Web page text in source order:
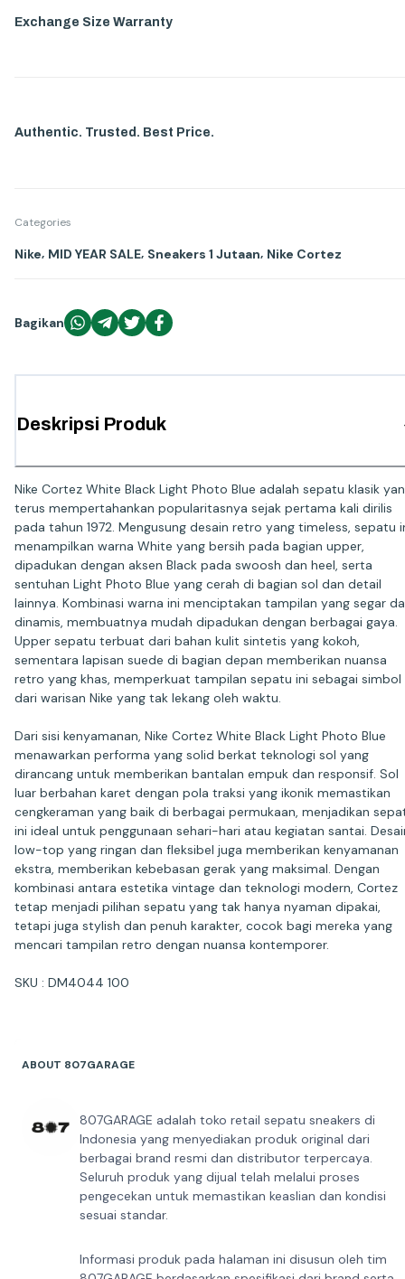
Exchange Size Warranty
Authentic. Trusted. Best Price.
Categories
Nike MID YEAR SALE Sneakers 1 Jutaan Nike Cortez
Bagikan
Deskripsi Produk
Nike Cortez White Black Light Photo Blue adalah sepatu klasik
terus mempertahankan popularitasnya sejak pertama kali dirilis
pada tahun 1972. Mengusung desain retro yang timeless, sepatu
menampilkan warna White yang bersih pada bagian upper,
dipadukan dengan aksen Black pada swoosh dan heel, serta
sentuhan Light Photo Blue yang cerah di bagian sol dan detail
lainnya. Kombinasi warna ini menciptakan tampilan yang segar
dinamis, membuatnya mudah dipadukan dengan berbagai gaya.
Upper sepatu terbuat dari bahan kulit sintetis yang kokoh,
sementara lapisan suede di bagian depan memberikan nuansa
retro yang khas, memperkuat tampilan sepatu ini sebagai simbol
dari warisan Nike yang tak lekang oleh waktu.
Dari sisi kenyamanan, Nike Cortez White Black Light Photo Blue
menawarkan performa yang solid berkat teknologi sol yang
dirancang untuk memberikan bantalan empuk dan responsif. Sol
luar berbahan karet dengan pola traksi yang ikonik memastikan
cengkeraman yang baik di berbagai permukaan, menjadikan
ini ideal untuk penggunaan sehari-hari atau kegiatan santai.
low-top yang ringan dan fleksibel juga memberikan kenyamanan
ekstra, memberikan kebebasan gerak yang maksimal. Dengan
kombinasi antara estetika vintage dan teknologi modern, Cortez
tetap menjadi pilihan sepatu yang tak hanya nyaman dipakai,
tetapi juga stylish dan penuh karakter, cocok bagi mereka yang
mencari tampilan retro dengan nuansa kontemporer.
SKU : DM4044 100
ABOUT 807GARAGE
807GARAGE adalah toko retail sepatu sneakers di
Indonesia yang menyediakan produk original dari
berbagai brand resmi dan distributor terpercaya.
Seluruh produk yang dijual telah melalui proses
pengecekan untuk memastikan keaslian dan kondisi
sesuai standar.
Informasi produk pada halaman ini disusun oleh tim